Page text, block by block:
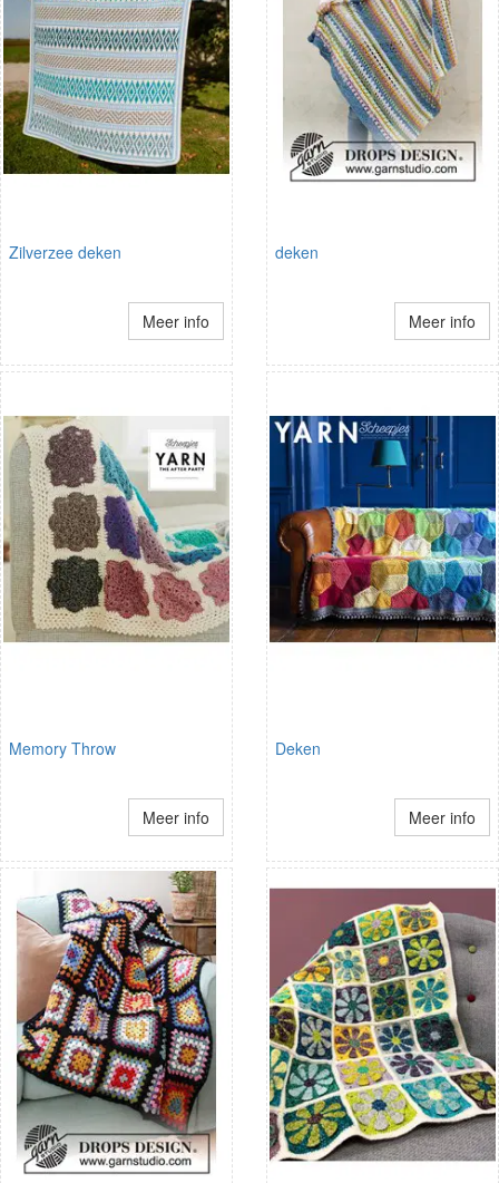
Zilverzee deken
Meer info
deken
Meer info
Memory Throw
Meer info
Deken
Meer info